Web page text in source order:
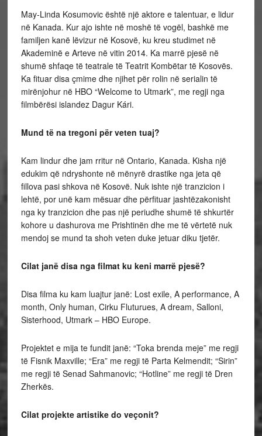
May-Linda Kosumovic është një aktore e talentuar, e lidur
në Kanada. Kur ajo ishte në moshë të vogël, bashkë me
familjen kanë lëvizur në Kosovë, ku kreu studimet në
Akademinë e Arteve në vitin 2014. Ka marrë pjesë në
shumë shfaqe të teatrale të Teatrit Kombëtar të Kosovës.
Ka fituar disa çmime dhe njihet për rolin në serialin të
mirënjohur në HBO “Welcome to Utmark”, me regji nga
filmbërësi islandez Dagur Kári.
Mund të na tregoni për veten tuaj?
Kam lindur dhe jam rritur në Ontario, Kanada. Kisha një
edukim që ndryshonte në mënyrë drastike nga jeta që
fillova pasi shkova në Kosovë. Nuk ishte një tranzicion i
lehtë, por unë kam mësuar dhe përfituar jashtëzakonisht
nga ky tranzicion dhe pas një periudhe shumë të shkurtër
kohore u dashurova me Prishtinën dhe me të vërtetë nuk
mendoj se mund ta shoh veten duke jetuar diku tjetër.
Cilat janë disa nga filmat ku keni marrë pjesë?
Disa filma ku kam luajtur janë: Lost exile, A performance, A
month, Only human, Cirku Fluturues, A dream, Salloni,
Sisterhood, Utmark – HBO Europe.
Projektet e mija te fundit janë: “Toka brenda meje” me regji
të Fisnik Maxville; “Era” me regji të Parta Kelmendit; “Sirin”
me regji të Senad Sahmanovic; “Hotline” me regji të Dren
Zherkës.
Cilat projekte artistike do veçonit?